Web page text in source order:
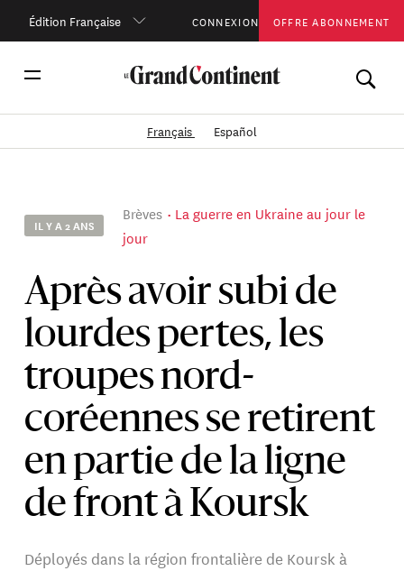
Édition Française CONNEXION OFFRE ABONNEMENT
Français Español
IL Y A 2 ANS
Brèves
La guerre en Ukraine au jour le
jour
Après avoir subi de
lourdes pertes, les
troupes nord-
coréennes se retirent
en partie de la ligne
de front à Koursk
Déployés dans la région frontalière de Koursk à